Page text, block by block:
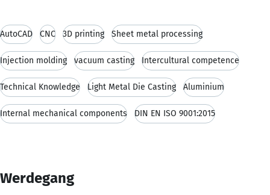
AutoCAD CNC 3D printing Sheet metal processing
Injection molding vacuum casting Intercultural competence
Technical Knowledge Light Metal Die Casting Aluminium
Internal mechanical components DIN EN ISO 9001:2015
Werdegang